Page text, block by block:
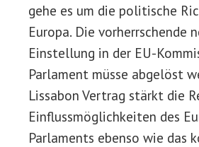
gehe es um die politische
Europa. Die vorherrschende
Einstellung in der EU-
Parlament müsse abgelöst
Lissabon Vertrag stärkt die
Einflussmöglichkeiten des
Parlaments ebenso wie das